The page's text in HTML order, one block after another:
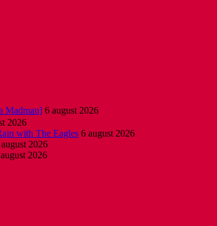
Madman] 6 august 2026
2026
with The Eagles 6 august 2026
2026
2026